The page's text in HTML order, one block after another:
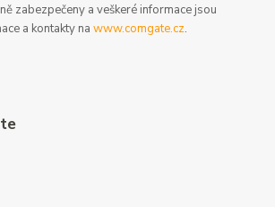
zabezpečeny a veškeré informace jsou
a kontakty nawww.comgate.cz.